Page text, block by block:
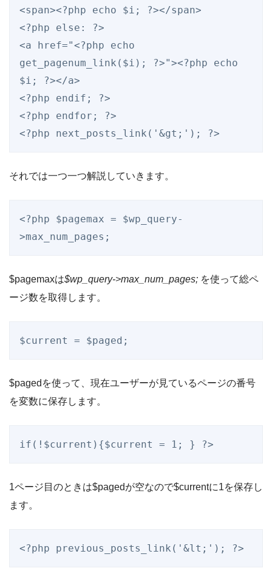
<span><?php echo $i; ?></span>
<?php else: ?>
<a href="<?php echo
get_pagenum_link($i); ?>"><?php echo
$i; ?></a>
<?php endif; ?>
<?php endfor; ?>
それでは一つ一つ解説していきます。
<?php $pagemax = $wp_query-
>max_num_pages;
$pagemaxは$wp_query->max_num_pages; を使って総ペ
ージ数を取得します。
$current = $paged;
$pagedを使って、現在ユーザーが見ているページの番号
を変数に保存します。
if(!$current){$current = 1; } ?>
1ページ目のときは$pagedが空なので$currentに1を保存し
ます。
<?php previous_posts_link('&lt;'); ?>